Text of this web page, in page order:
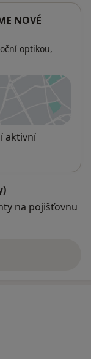
NOVÉ
optikou,
nové záložce
aktivní
na pojišťovnu